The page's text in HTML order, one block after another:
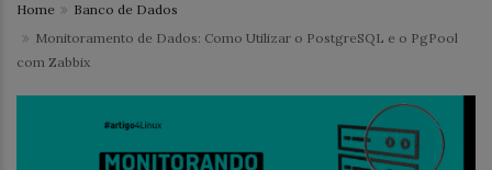
Home
Banco de Dados
Monitoramento de Dados: Como Utilizar o PostgreSQL e o PgPool
com Zabbix